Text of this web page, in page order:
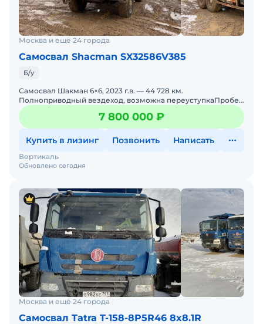
Москва и ещё 24 города
Самосвал Shacman SX32586V385
Б/у
Самосвал Шакман 6×6, 2023 г.в. — 44 728 км.
Полноприводный вездеход, возможна переуступкаПробег:
44 728 кмГод выпуска: 2023Колёсная формула: 6×
7 800 000 ₽
Купить в лизинг Позвонить Написать
Обновлено сегодня
Вертикаль
Москва и ещё 24 города
Самосвал Tatra T-158-8P5R46 8x8.1R